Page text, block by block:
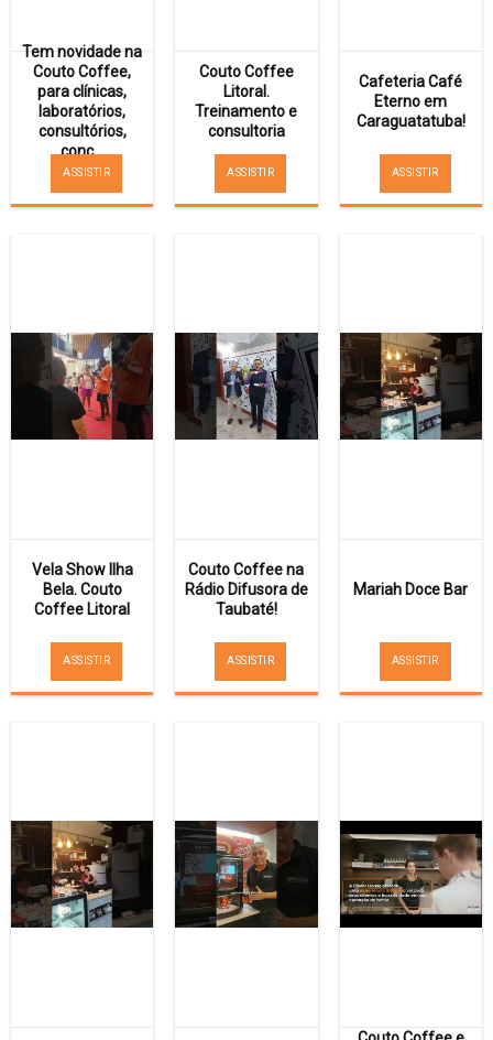
Tem novidade na
Couto Coffee,
para clínicas,
laboratórios,
consultórios,
conc...
ASSISTIR
Couto Coffee
Litoral.
Treinamento e
consultoria
ASSISTIR
Cafeteria Café
Eterno em
Caraguatatuba!
ASSISTIR
Vela Show Ilha
Bela. Couto
Coffee Litoral
ASSISTIR
Couto Coffee na
Rádio Difusora de
Taubaté!
ASSISTIR
Mariah Doce Bar
ASSISTIR